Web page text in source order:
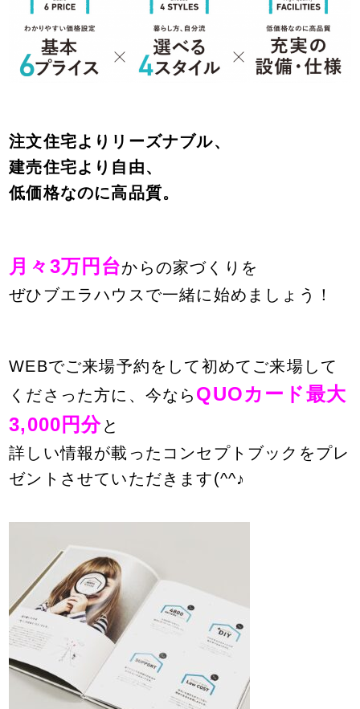
注文住宅よりリーズナブル、
建売住宅より自由、
低価格なのに高品質。
月々3万円台からの家づくりを
ぜひブエラハウスで一緒に始めましょう！
WEBでご来場予約をして初めてご来場して
くださった方に、 今なら QUOカード最大
3,000円分と
詳しい情報が載ったコンセプトブックをプレ
ゼントさせていただきます(^^♪